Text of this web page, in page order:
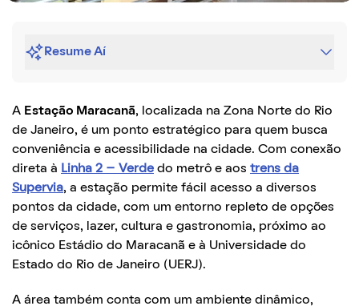
Resume Aí
A Estação Maracanã, localizada na Zona Norte do Rio
de Janeiro, é um ponto estratégico para quem busca
conveniência e acessibilidade na cidade. Com conexão
direta à Linha 2 – Verde do metrô e aos trens da
Supervia, a estação permite fácil acesso a diversos
pontos da cidade, com um entorno repleto de opções
de serviços, lazer, cultura e gastronomia, próximo ao
icônico Estádio do Maracanã e à Universidade do
Estado do Rio de Janeiro (UERJ).
A área também conta com um ambiente dinâmico,